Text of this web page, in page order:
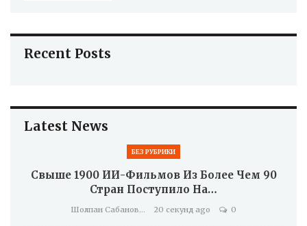
Recent Posts
Latest News
БЕЗ РУБРИКИ
Свыше 1900 ИИ-Фильмов Из Более Чем 90
Стран Поступило На…
Шолпан Сабанова 20 секунд ago 0